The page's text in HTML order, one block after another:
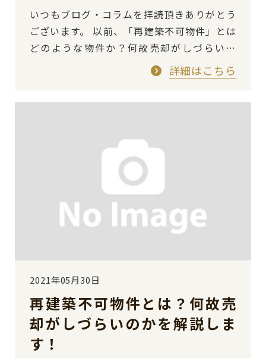
いつもブログ・コラムを拝読頂きありがとう
ございます。 以前、「再建築不可物件」とは
どのような物件か？何故売却がしづらいの
か？について解説を致しました。 詳細はこち詳細はこちら
2021年05月30日
再建築不可物件とは？何故売
却がしづらいのかを解説しま
す！